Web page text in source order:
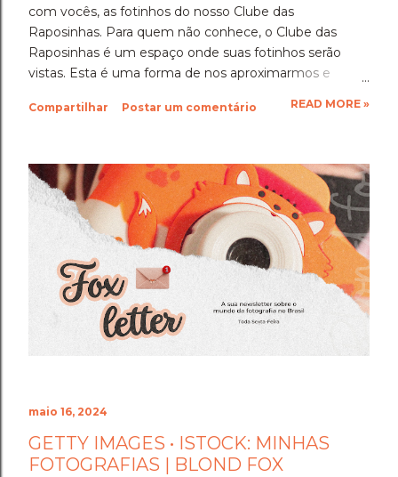
com vocês, as fotinhos do nosso Clube das
Raposinhas. Para quem não conhece, o Clube das
Raposinhas é um espaço onde suas fotinhos serão
vistas. Esta é uma forma de nos aproximarmos e
basta enviar suas fotinhos para o nosso e-mail
onde você é, e se preferir, contar um pouquinho sobre
suas fotinhos. Fique a vontade! Ficarei muito feliz de
recebê-las. Eu espero as suas obras de arte, ein?!
Beijos da raposa e até a próxima!!
Compartilhar Postar um comentário READ MORE »
maio 16, 2024
GETTY IMAGES • ISTOCK: MINHAS
FOTOGRAFIAS | BLOND FOX